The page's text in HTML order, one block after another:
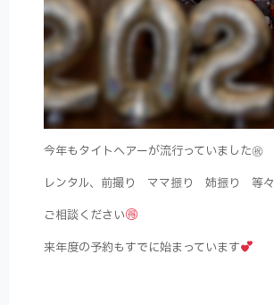
今年もタイトヘアーが流行っていました㊗
レンタル、前撮り ママ振り 姉振り 等々
ご相談ください
来年度の予約もすでに始まっています